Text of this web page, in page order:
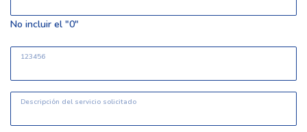
No incluir el "0"
123456
Descripción del servicio solicitado